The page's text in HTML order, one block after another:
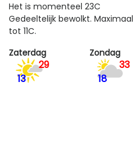
Het is momenteel 23C
Gedeeltelijk bewolkt.
tot 11C.
Zaterdag
13
29
Zondag
18
33